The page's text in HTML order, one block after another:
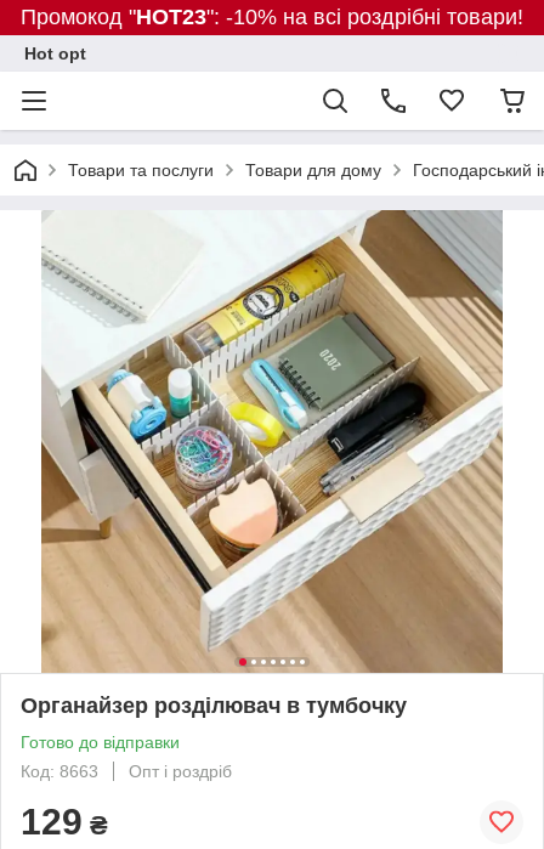
Промокод "HOT23": -10% на всі роздрібні товари!
Hot opt
Товари та послуги Товари для дому Господарський
Органайзер розділювач в тумбочку
Готово до відправки
Код: 8663
Опт і роздріб
129 ₴